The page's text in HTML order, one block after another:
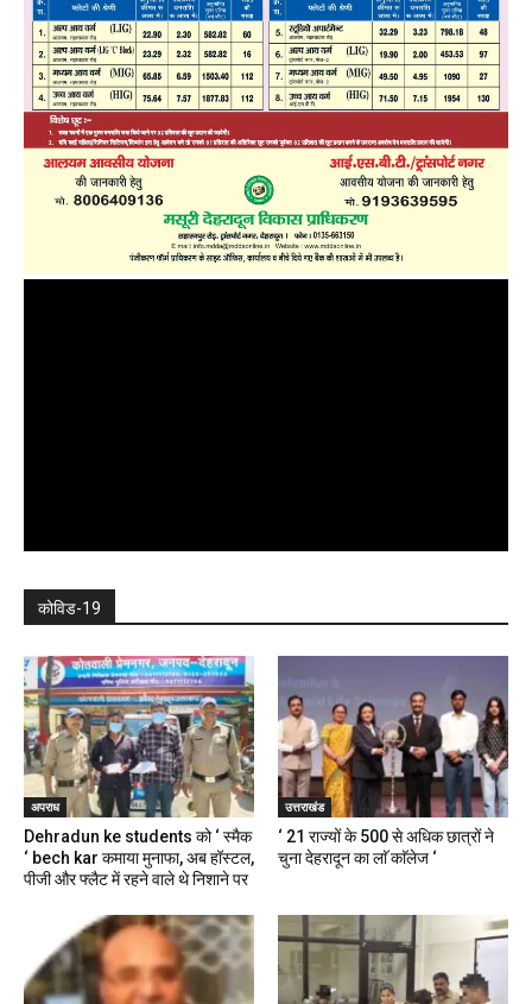
कोविड-19
अपराध
Dehradun ke students को ‘ स्मैक
‘ bech kar कमाया मुनाफा, अब हॉस्टल,
पीजी और फ्लैट में रहने वाले थे निशाने पर
उत्तराखंड
‘ 21 राज्यों के 500 से अधिक छात्रों ने
चुना देहरादून का लाॅ काॅलेज ‘